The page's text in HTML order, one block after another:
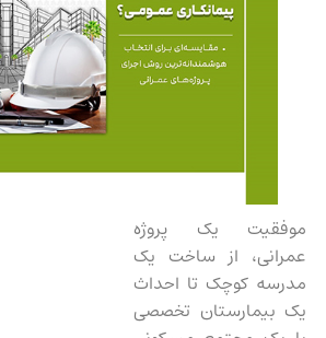
موفقیت یک پروژه
عمرانی، از ساخت یک
مدرسه کوچک تا احداث
یک بیمارستان تخصصی